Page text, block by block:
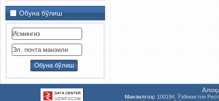
Обуна бўлиш
Манзилгоҳ: 100194, Ўзбекистон